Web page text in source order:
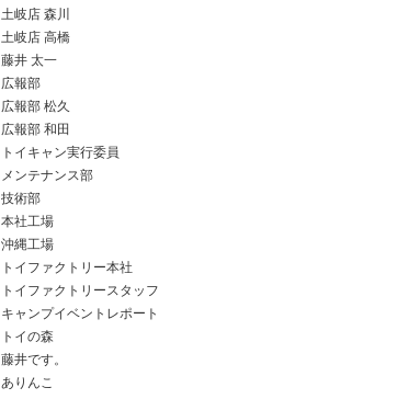
土岐店 森川
土岐店 高橋
藤井 太一
広報部
広報部 松久
広報部 和田
トイキャン実行委員
メンテナンス部
技術部
本社工場
沖縄工場
トイファクトリー本社
トイファクトリースタッフ
キャンプイベントレポート
トイの森
藤井です。
ありんこ